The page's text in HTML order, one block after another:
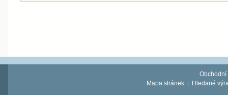
Obchodní
Mapa stránek
Hledané